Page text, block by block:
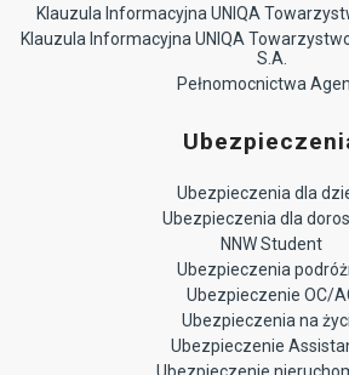
Klauzula Informacyjna UNIQA
Klauzula Informacyjna UNIQA
S.A.
Pełnomocnictwa
Ubezpieczenia dla
Ubezpieczenia dla
NNW Student
Ubezpieczenia
Ubezpieczenie OC/
Ubezpieczenia na
Ubezpieczenie